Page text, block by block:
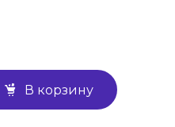
В корзину